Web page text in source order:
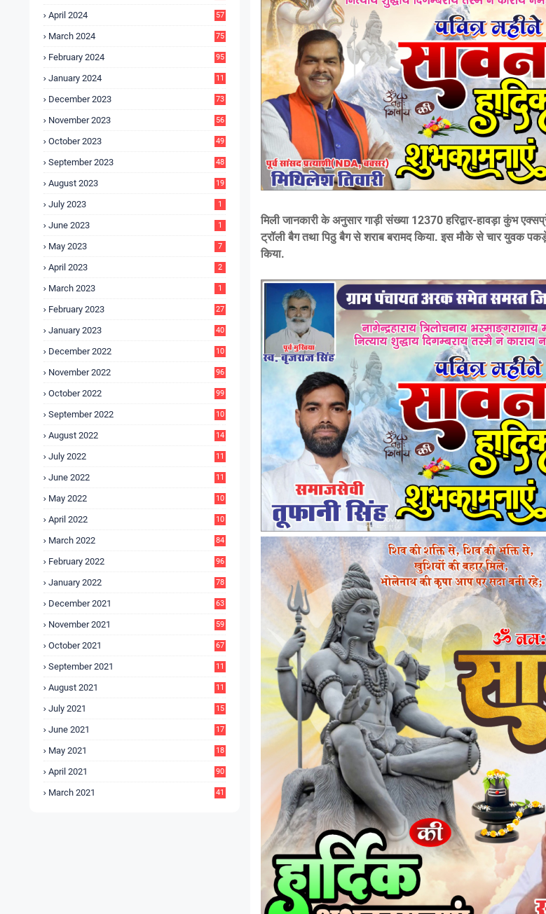
April 2024 57
March 2024 75
February 2024 95
January 2024
11
December 2023 73
November 2023 56
October 2023 49
September 2023 48
August 2023 19
July 2023 1
June 2023 1
May 2023 7
April 2023 2
March 2023 1
February 2023 27
January 2023 40
December 2022
10
November 2022 96
October 2022 99
September 2022
10
August 2022
14
July 2022
11
June 2022
11
May 2022
10
April 2022
10
March 2022 84
February 2022 96
January 2022 78
December 2021 63
November 2021 59
October 2021 67
September 2021
11
August 2021
11
July 2021
15
June 2021
17
May 2021
18
April 2021 90
March 2021 41
मिली जानकारी के अनुसार गाड़ी संख्या 12370 हरिद्वार-हावड़ा कुंभ
ट्रॉली बैग तथा पिठु बैग से शराब बरामद किया. इस मौके से चार युवक
किया.